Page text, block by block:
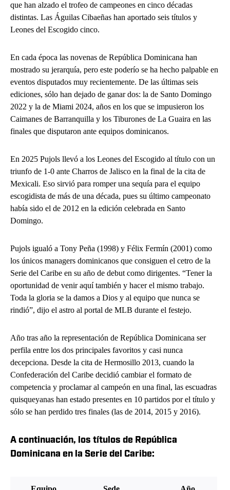
que han alzado el trofeo de campeones en cinco décadas
distintas. Las Águilas Cibaeñas han aportado seis títulos y
Leones del Escogido cinco.
En cada época las novenas de República Dominicana han
mostrado su jerarquía, pero este poderío se ha hecho palpable en
eventos disputados muy recientemente. De las últimas seis
ediciones, sólo han dejado de ganar dos: la de Santo Domingo
2022 y la de Miami 2024, años en los que se impusieron los
Caimanes de Barranquilla y los Tiburones de La Guaira en las
finales que disputaron ante equipos dominicanos.
En 2025 Pujols llevó a los Leones del Escogido al título con un
triunfo de 1-0 ante Charros de Jalisco en la final de la cita de
Mexicali. Eso sirvió para romper una sequía para el equipo
escogidista de más de una década, pues su último campeonato
había sido el de 2012 en la edición celebrada en Santo
Domingo.
Pujols igualó a Tony Peña (1998) y Félix Fermín (2001) como
los únicos managers dominicanos que consiguen el cetro de la
Serie del Caribe en su año de debut como dirigentes. “Tener la
oportunidad de venir aquí también y hacer el mismo trabajo.
Toda la gloria se la damos a Dios y al equipo que nunca se
rindió”, dijo el astro al portal de MLB durante el festejo.
Año tras año la representación de República Dominicana ser
perfila entre los dos principales favoritos y casi nunca
decepciona. Desde la cita de Hermosillo 2013, cuando la
Confederación del Caribe decidió cambiar el formato de
competencia y proclamar al campeón en una final, las escuadras
quisqueyanas han estado presentes en 10 partidos por el título y
sólo se han perdido tres finales (las de 2014, 2015 y 2016).
A continuación, los títulos de República
Dominicana en la Serie del Caribe: